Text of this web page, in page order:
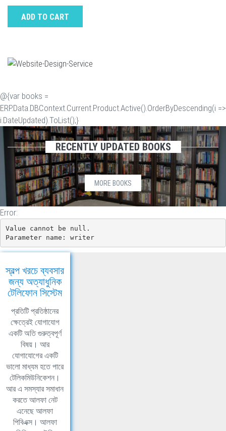
ADD TO CART
@{var books =
ERP.Data.DBContext.Current.Product.Active().OrderByDescending(i =>
i.DateUpdated).ToList();}
RECENTLY UPDATED BOOKS
MORE BOOKS
Error:
Value cannot be null.
Parameter name: writer
স্বল্প খরচে ব্যবসার
জন্য অত্যাধুনিক
টেলিফোন সিস্টেম
প্রতিটি প্রতিষ্ঠানের
ক্ষেত্রেই যোগাযোগ
একটি অতি গুরুত্বপূর্ণ
বিষয়। আর
যোগাযোগের একটি
ভালো মাধ্যম হতে পারে
টেলিকমিউনিকেশন।
আর এ সমস্যার সমাধান
করতে আলফা নেট
এনেছে আলফা
পিবিএক্স। আলফা